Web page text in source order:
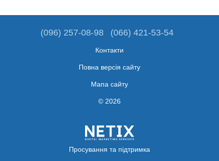
(096) 257-08-98 (066) 421-53-54
Контакти
Повна версія сайту
Мапа сайту
© 2026
Просування та підтримка